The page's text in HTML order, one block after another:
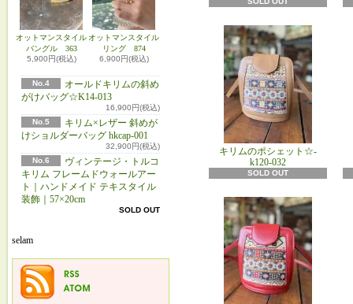
オットマンスタイル
バングル 363
5,900円(税込)
オットマンスタイル
リング 874
6,900円(税込)
No.4
オールドキリムの斜め
がけバッグ☆K14-013
16,900円(税込)
No.5
キリム×レザー 斜めが
けショルダーバッグ hkcap-001
32,900円(税込)
No.6
ヴィンテージ・トルコ
キリム フレームドウォールアー
ト｜ハンドメイド テキスタイル
装飾｜57×20cm
SOLD OUT
selam
キリムのポシェット☆-
k120-032
SOLD OUT